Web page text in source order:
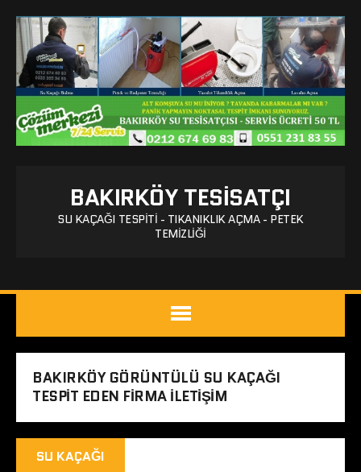
BAKIRKÖY TESISATÇI
SU KAÇAĞI TESPITI - TIKANIKLIK AÇMA - PETEK
TEMIZLIĞI
BAKIRKÖY GÖRÜNTÜLÜ SU KAÇAĞI
TESPIT EDEN FIRMA ILETIŞIM
SU KAÇAĞI